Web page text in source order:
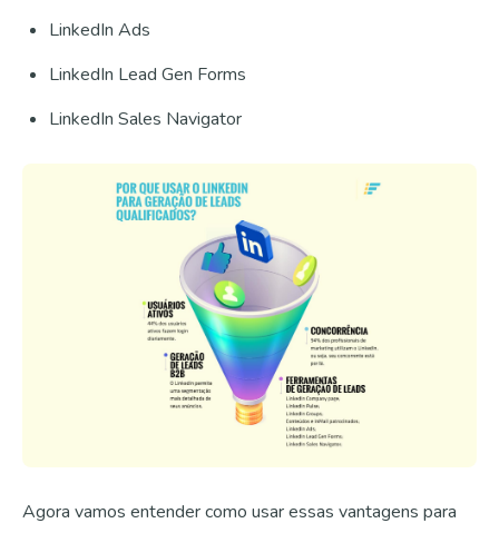
LinkedIn Ads
LinkedIn Lead Gen Forms
LinkedIn Sales Navigator
Agora vamos entender como usar essas vantagens para